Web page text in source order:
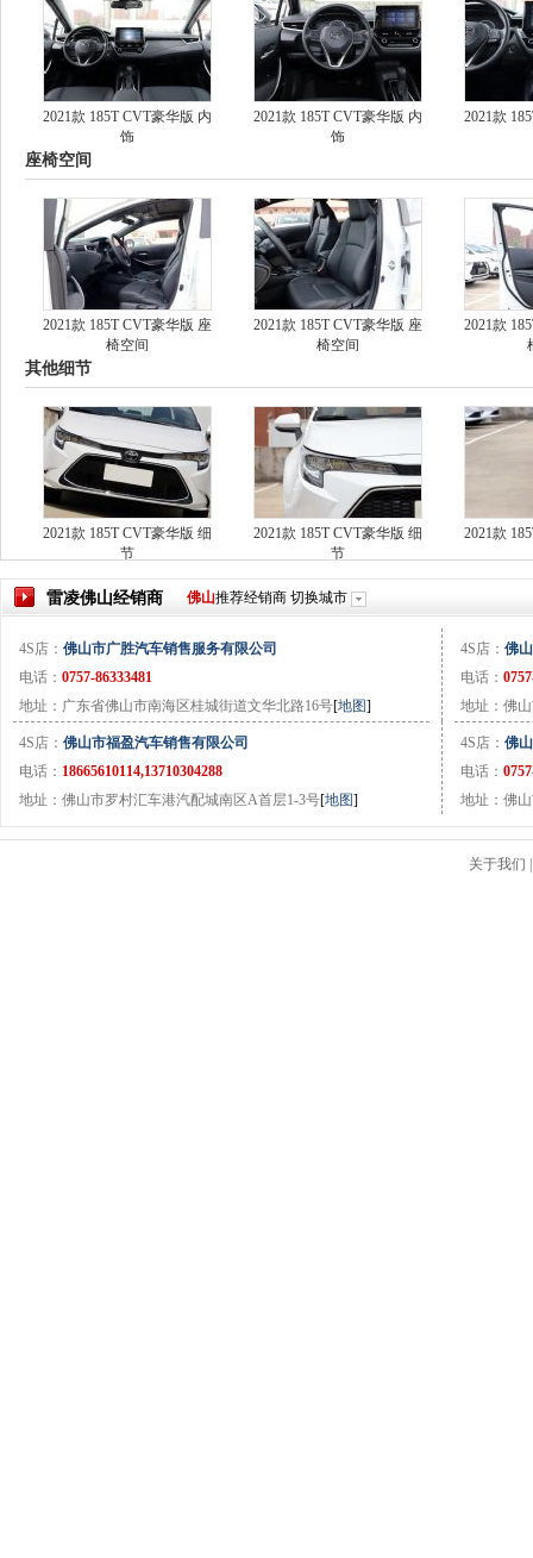
2021款 185T CVT豪华版 内
饰
2021款 185T CVT豪华版 内
饰
2021款
座椅空间
2021款 185T CVT豪华版 座
椅空间
2021款 185T CVT豪华版 座
椅空间
2021款
其他细节
2021款 185T CVT豪华版 细
节
2021款 185T CVT豪华版 细
节
2021款
雷凌佛山经销商 佛山推荐经销商 切换城市
4S店： 佛山市广胜汽车销售服务有限公司
电话： 0757-86333481
地址：广东省佛山市南海区桂城街道文华北路16号[地图]
4S店： 佛
电话：
地址：佛
4S店： 佛山市福盈汽车销售有限公司
电话： 18665610114,13710304288
地址：佛山市罗村汇车港汽配城南区A首层1-3号[地图]
4S店： 佛
电话：
地址：佛
关于我们